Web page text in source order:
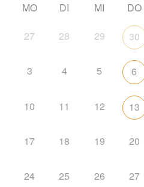
MO DI MI DO
27 28 29 30
3 4 5 6
10 11 12 13
17 18 19 20
24 25 26 27